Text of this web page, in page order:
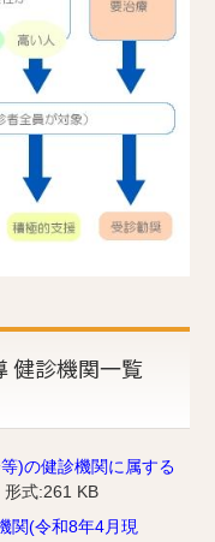
健診機関一覧
)の健診機関に属する
形式:261 KB
関(令和8年4月現